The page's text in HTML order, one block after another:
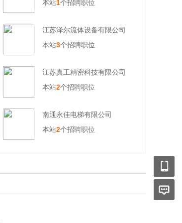
本站1个招聘职位
江苏泽尔流体设备有限公司
本站3个招聘职位
江苏真工精密科技有限公司
本站2个招聘职位
南通永佳电梯有限公司
本站2个招聘职位